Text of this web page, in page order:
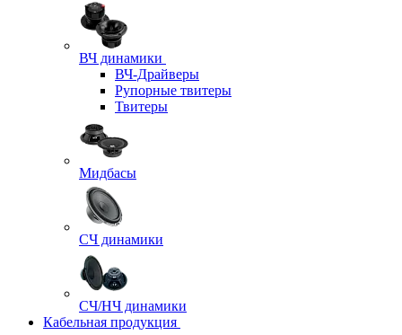
ВЧ динамики
ВЧ-Драйверы
Рупорные твитеры
Твитеры
Мидбасы
СЧ динамики
СЧ/НЧ динамики
Кабельная продукция